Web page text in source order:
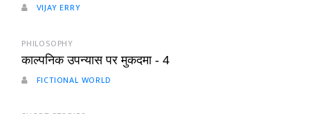
VIJAY ERRY
PHILOSOPHY
काल्पनिक उपन्यास पर मुकदमा - 4
FICTIONAL WORLD